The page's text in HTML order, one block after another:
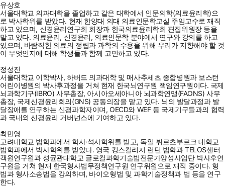
유상호
서울대학교 의과대학을 졸업하고 같은 대학에서 인문의학(의료윤리학)으
로 박사학위를 받았다. 현재 한양대 의대 의료인문학교실 주임교수로 재직
하고 있으며, 신경윤리연구회 회장과 한국의료윤리학회 편집위원장 등을
맡고 있다. 의료윤리, 신경윤리, 의료인문학 분야에서 연구와 강의를 하고
있으며, 바람직한 의료의 정립과 과학의 수용을 위해 우리가 지향해야 할 것
이 무엇인지에 대해 학생들과 함께 고민하고 있다.
정성진
서울대학교 이학박사, 하버드 의과대학 및 매사추세츠 종합병원과 보스턴
어린이병원의 박사후과정을 거쳐 현재 한국뇌연구원 책임연구원이다. 국제
뇌과학기구(IBRO) 사무총장, 아시아오세아니아 뇌과학연맹(FAONS) 사무
총장, 국제신경윤리회의(GNS) 공동의장을 맡고 있다. 뇌의 발달과정과 발
달장애를 연구하는 신경과학자이며, OECD와 WEF 등 국제기구들과의 협력
과 국내외 신경윤리 거버넌스에 기여하고 있다.
최민영
고려대학교 법학과에서 학사·석사학위를 받고, 독일 뷔르츠부르크 대학교
법학과에서 박사학위를 받았다. 영국 킹스컬리지 런던 법학과 TELOS센터
객원연구원과 성균관대학교 글로컬과학기술법전문가양성사업단 박사후연
구원을 거쳐 현재 한국형사법무정책연구원 연구위원으로 재직 중이다. 형
법과 형사소송법을 강의하며, 바이오형법 및 과학기술정책과 법 등을 연구
한다.